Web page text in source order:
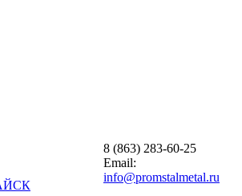
8 (863) 283-60-25
Email:
info@promstalmetal.ru